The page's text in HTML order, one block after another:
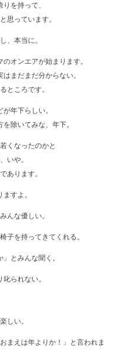
を持って、
思っています。
、本当に。
オンエアが始まります。
まだまだ分からない。
ところです。
年下らしい。
除いてみな、年下。
くなったのかと
いや。
あります。
すよ。
んな優しい。
子を持ってきてくれる。
とみんな聞く。
られない。
しい。
まえは年よりか！」と言われま